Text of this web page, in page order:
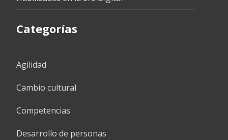
Categorías
Agilidad
Cambio cultural
Competencias
Desarrollo de personas